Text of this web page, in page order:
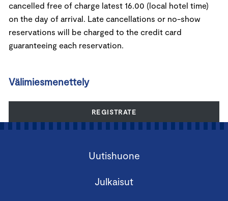
Välimiesmenettely
REGISTRATE
cancelled free of charge latest 16.00 (local hotel time)
on the day of arrival. Late cancellations or no-show
reservations will be charged to the credit card
guaranteeing each reservation.
Uutishuone
Julkaisut